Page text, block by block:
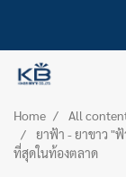
Home All
ยาฟ้า - ยาขาว "
ที่สุดในท้องตลาด